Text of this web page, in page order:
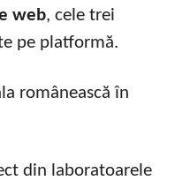
web, cele trei
pe platformă.
din laboratoarele